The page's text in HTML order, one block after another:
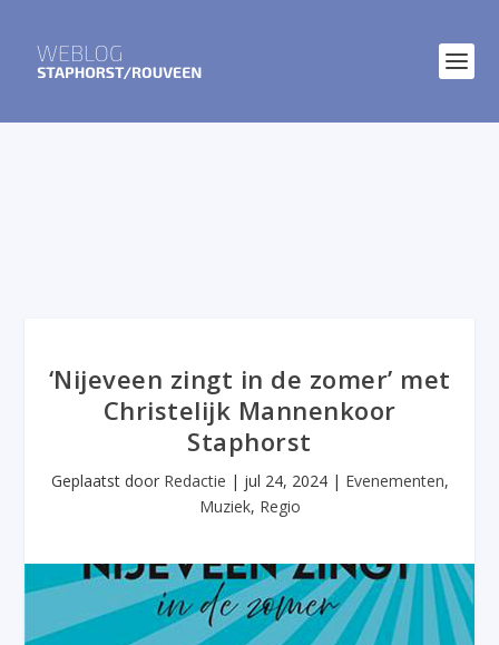
‘Nijeveen zingt in de zomer’ met
Christelijk Mannenkoor
Staphorst
Geplaatst door Redactie | jul 24, 2024| Evenementen,
Muziek, Regio